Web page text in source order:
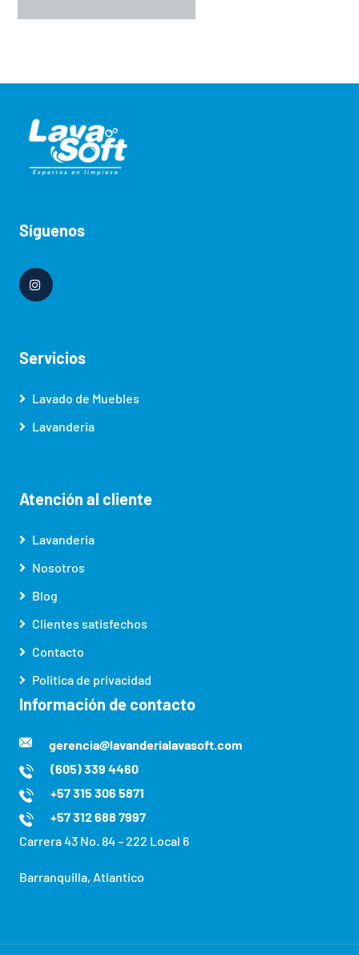
Síguenos
Servicios
Lavado de Muebles
Lavanderia
Atención al cliente
Lavanderia
Nosotros
Blog
Clientes satisfechos
Contacto
Politica de privacidad
Información de contacto
gerencia@lavanderialavasoft.com
(605) 339 4460
+57 315 306 5871
+57 312 688 7997
Carrera 43 No. 84 – 222 Local 6
Barranquilla, Atlantico